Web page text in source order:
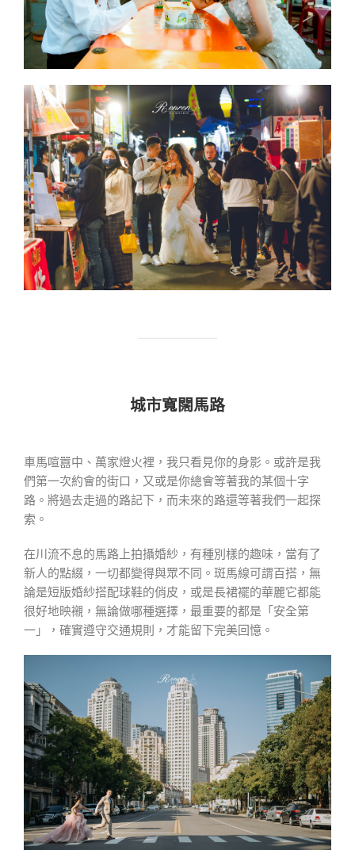
城市寬闊馬路
車馬喧囂中、萬家燈火裡，我只看見你的身影。或許是我
們第一次約會的街口，又或是你總會等著我的某個十字
路。將過去走過的路記下，而未來的路還等著我們一起探
索。
在川流不息的馬路上拍攝婚紗，有種別樣的趣味，當有了
新人的點綴，一切都變得與眾不同。斑馬線可謂百搭，無
論是短版婚紗搭配球鞋的俏皮，或是長裙襬的華麗它都能
很好地映襯，無論做哪種選擇，最重要的都是「安全第
一」，確實遵守交通規則，才能留下完美回憶。